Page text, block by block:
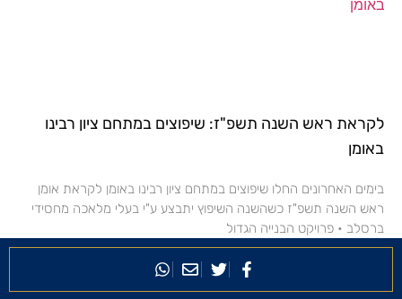
לקראת ראש השנה תשפ"ז: שיפוצים במתחם ציון רבינו
באומן
בימים האחרונים החלו שיפוצים במתחם ציון רבינו באומן לקראת אומן
ראש השנה תשפ"ז כשהשנה השיפוץ יתבצע ע"י בעלי מלאכה מחסידי
ברסלב • פרויקט הבנייה הגדול